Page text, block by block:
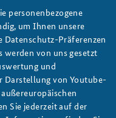
zu fördern. Die
Wissenschaft,
und Bundeswehr
Sicherheitspolitiker
personenbezogene
um Ihnen unsere
Präferenzen
werden von uns gesetzt
und
Darstellung von Youtube-
Sie jederzeit auf der